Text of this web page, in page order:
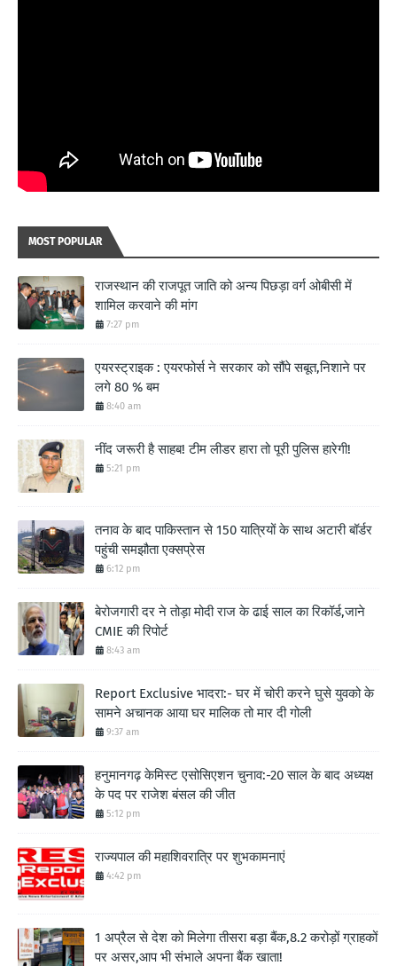
MOST POPULAR
राजस्थान की राजपूत जाति को अन्य पिछड़ा वर्ग ओबीसी में
शामिल करवाने की मांग
7:27 pm
एयरस्ट्राइक : एयरफोर्स ने सरकार को सौंपे सबूत,निशाने पर
लगे 80 % बम
8:40 am
नींद जरूरी है साहब! टीम लीडर हारा तो पूरी पुलिस हारेगी!
5:21 pm
तनाव के बाद पाकिस्तान से 150 यात्रियों के साथ अटारी बॉर्डर
पहुंची समझौता एक्सप्रेस
6:12 pm
बेरोजगारी दर ने तोड़ा मोदी राज के ढाई साल का रिकॉर्ड,जाने
CMIE की रिपोर्ट
8:43 am
Report Exclusive भादरा:- घर में चोरी करने घुसे युवको के
सामने अचानक आया घर मालिक तो मार दी गोली
9:37 am
हनुमानगढ़ केमिस्ट एसोसिएशन चुनाव:-20 साल के बाद अध्यक्ष
के पद पर राजेश बंसल की जीत
5:12 pm
राज्यपाल की महाशिवरात्रि पर शुभकामनाएं
4:42 pm
1 अप्रैल से देश को मिलेगा तीसरा बड़ा बैंक,8.2 करोड़ों ग्राहकों
पर असर,आप भी संभाले अपना बैंक खाता!